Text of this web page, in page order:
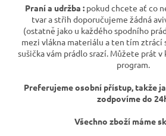
Praní a udržba : pokud chcete ať co
tvar a střih doporučujeme žádná
(ostatně jako u každého spodního
mezi vlákna materiálu a ten tím ztrácí
sušička vám prádlo srazí. Můžete prát v
program.
Preferujeme osobní přístup, takže
zodpovíme do
Všechno zboží máme